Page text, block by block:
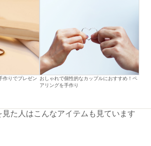
作りでプレゼン
おしゃれで個性的なカップルにおすすめ！ペ
アリングを手作り
見た人はこんなアイテムも見ています